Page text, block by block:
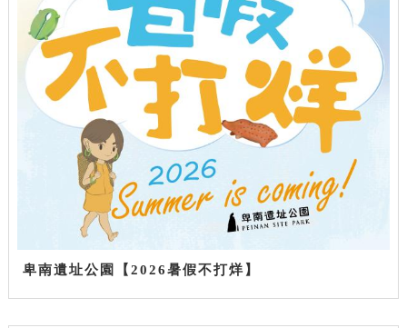
卑南遺址公園【2026暑假不打烊】